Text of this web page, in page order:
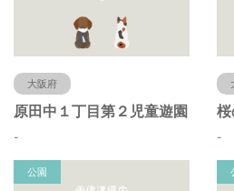
大阪府
原田中１丁目第２児童遊園
- -
公園